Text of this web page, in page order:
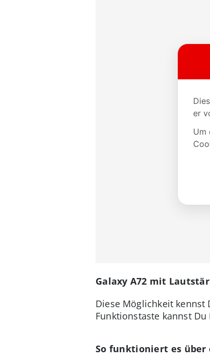
Galaxy A72 mit
Diese Möglichkeit kennst
Funktionstaste kannst
So funktioniert es über